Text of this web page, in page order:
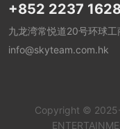
+852 2237 1628
九龙湾常悦道20号环球
info@skyteam.com.hk
Copyright © 2025-